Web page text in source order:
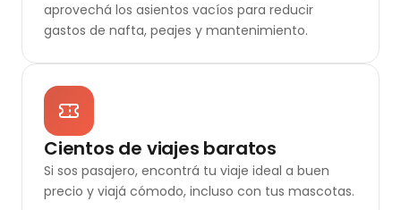
aprovechá los asientos vacíos para reducir
gastos de nafta, peajes y mantenimiento.
Cientos de viajes baratos
Si sos pasajero, encontrá tu viaje ideal a buen
precio y viajá cómodo, incluso con tus mascotas.